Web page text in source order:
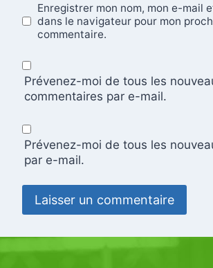
Enregistrer mon nom, mon e-mail
dans le navigateur pour mon
commentaire.
Prévenez-moi de tous les
commentaires par e-mail.
Prévenez-moi de tous les
par e-mail.